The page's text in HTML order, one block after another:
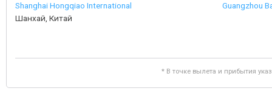
Shanghai Hongqiao International
Шанхай, Китай
Guangzhou
* В точке вылета и прибытия